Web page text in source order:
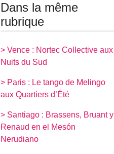
Dans la même
rubrique
> Vence : Nortec Collective aux
Nuits du Sud
> Paris : Le tango de Melingo
aux Quartiers d’Été
> Santiago : Brassens, Bruant y
Renaud en el Mesón
Nerudiano